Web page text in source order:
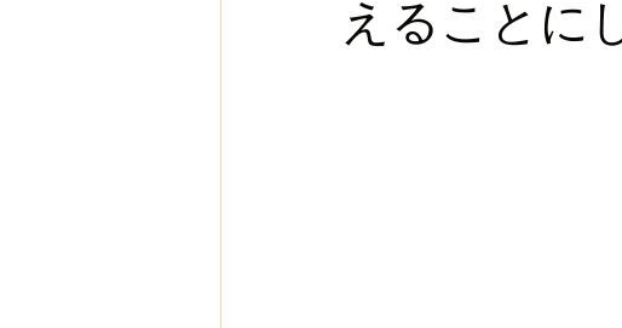
スポーツ ヨーロッパ
えることに